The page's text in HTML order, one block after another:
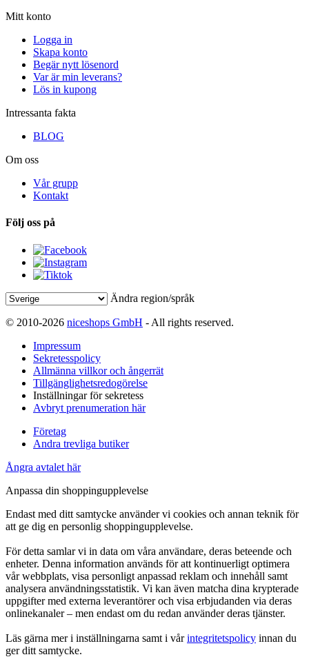
Mitt konto
Logga in
Skapa konto
Begär nytt lösenord
Var är min leverans?
Lös in kupong
Intressanta fakta
BLOG
Om oss
Vår grupp
Kontakt
Följ oss på
Ändra region/språk
© 2010-2026 niceshops GmbH - All rights reserved.
Impressum
Sekretesspolicy
Allmänna villkor och ångerrät
Tillgänglighetsredogörelse
Inställningar för sekretess
Avbryt prenumeration här
Företag
Andra trevliga butiker
Ångra avtalet här
Anpassa din shoppingupplevelse
Endast med ditt samtycke använder vi cookies och annan teknik för
att ge dig en personlig shoppingupplevelse.
För detta samlar vi in data om våra användare, deras beteende och
enheter. Denna information används för att kontinuerligt optimera
vår webbplats, visa personligt anpassad reklam och innehåll samt
analysera användningsstatistik. Vi kan även matcha dina krypterade
uppgifter med externa leverantörer och visa erbjudanden via deras
onlinekanaler – men endast om du redan använder deras tjänster.
Läs gärna mer i inställningarna samt i vårintegritetspolicy innan du
ger ditt samtycke.